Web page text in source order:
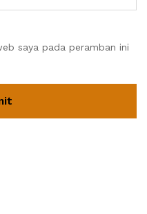
saya pada peramban ini